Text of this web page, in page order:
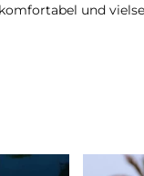
und
Joseph